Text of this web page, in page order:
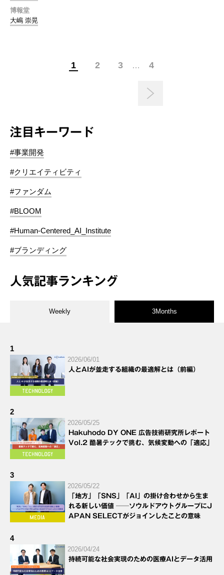
博報堂
大嶋 崇晃
1 2 3 … 4
注目キーワード
#事業開発
#クリエイティビティ
#ファンダム
#BLOOM
#Human-Centered_AI_Institute
#ブランディング
人気記事ランキング
Weekly 3Months
1
2026/06/01
人とAIが並走する組織の最適解とは（前編）
2
2026/05/25
Hakuhodo DY ONE 広告技術研究所レポート
Vol.2 酷暑テックで挑む、気候変動への「適応」
3
2026/05/22
「地方」「SNS」「AI」の掛け合わせから生ま
れる新しい価値 ──ソウルドアウトグループにJ
APAN SELECTがジョインしたことの意味
4
2026/04/24
持続可能な社会実現のための医療AIとデータ活用